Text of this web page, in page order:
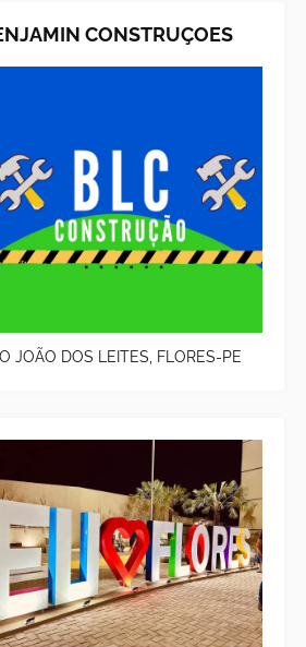
CONSTRUÇOES
JOÃO DOS LEITES, FLORES-PE